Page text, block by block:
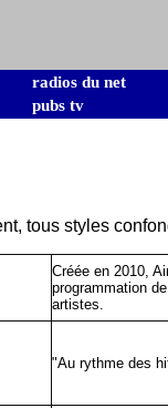
radios du net
pubs tv
tous styles
Créée en 2010,
programmation
artistes.
"Au rythme des